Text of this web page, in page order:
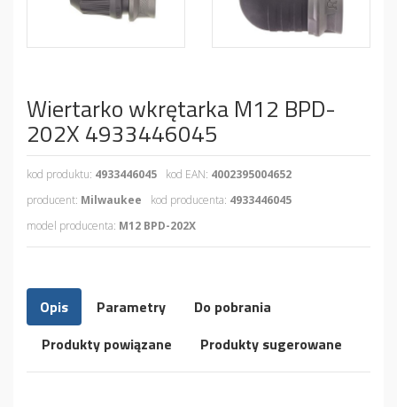
Wiertarko wkrętarka M12 BPD-
202X 4933446045
kod produktu: 4933446045 kod EAN: 4002395004652
producent: Milwaukee kod producenta: 4933446045
model producenta: M12 BPD-202X
Opis Parametry
Do pobrania
Produkty powiązane
Produkty sugerowane